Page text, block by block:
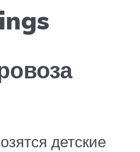
детские